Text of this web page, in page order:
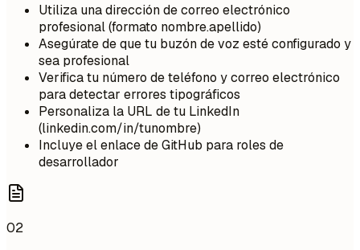
Utiliza una dirección de correo electrónico
profesional (formato nombre.apellido)
Asegúrate de que tu buzón de voz esté configurado y
sea profesional
Verifica tu número de teléfono y correo electrónico
para detectar errores tipográficos
Personaliza la URL de tu LinkedIn
(linkedin.com/in/tunombre)
Incluye el enlace de GitHub para roles de
desarrollador
02